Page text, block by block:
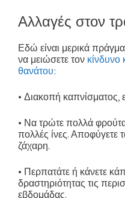
Αλλαγές στον
Εδώ είναι μερικά
να μειώσετε τον κίνδυνο
θανάτου:
• Διακοπή καπνίσματος,
• Να τρώτε πολλά
πολλές ίνες. Αποφύγετε
ζάχαρη.
• Περπατάτε ή κάνετε
δραστηριότητας τις
εβδομάδας.